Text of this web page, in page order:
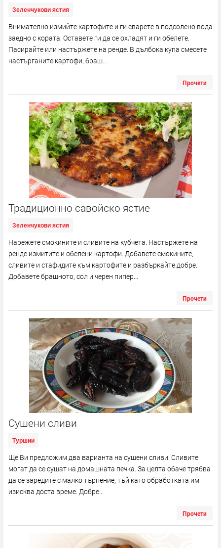
Зеленчукови ястия
Внимателно измийте картофите и ги сварете в подсолено вода
заедно с кората. Оставете ги да се охладят и ги обелете.
Пасирайте или настържете на ренде. В дълбока купа смесете
настърганите картофи, браш...
Прочети
Традиционно савойско ястие
Зеленчукови ястия
Нарежете смокините и сливите на кубчета. Настържете на
ренде измитите и обелени картофи. Добавете смокините,
сливите и стафидите към картофите и разбъркайте добре.
Добавете брашното, сол и черен пипер...
Прочети
Сушени сливи
Туршии
Ще Ви предложим два варианта на сушени сливи. Сливите
могат да се сушат на домашната печка. За целта обаче трябва
да се заредите с малко търпение, тъй като обработката им
изисква доста време. Добре...
Прочети